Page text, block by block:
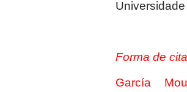
Forma de
García